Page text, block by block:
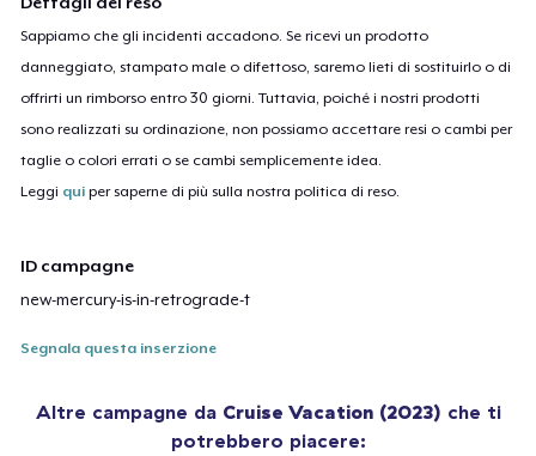
Sappiamo che gli incidenti accadono. Se ricevi un prodotto
danneggiato, stampato male o difettoso, saremo lieti di sostituirlo o di
offrirti un rimborso entro 30 giorni. Tuttavia, poiché i nostri prodotti
sono realizzati su ordinazione, non possiamo accettare resi o cambi per
taglie o colori errati o se cambi semplicemente idea.
Leggi qui per saperne di più sulla nostra politica di reso.
ID campagne
new-mercury-is-in-retrograde-t
Segnala questa inserzione
Altre campagne da Cruise Vacation (2023) che ti
potrebbero piacere: